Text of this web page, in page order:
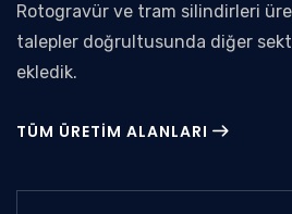
Rotogravür ve tram silindirleri
talepler doğrultusunda diğer
ekledik.
TÜM ÜRETIM ALANLARI